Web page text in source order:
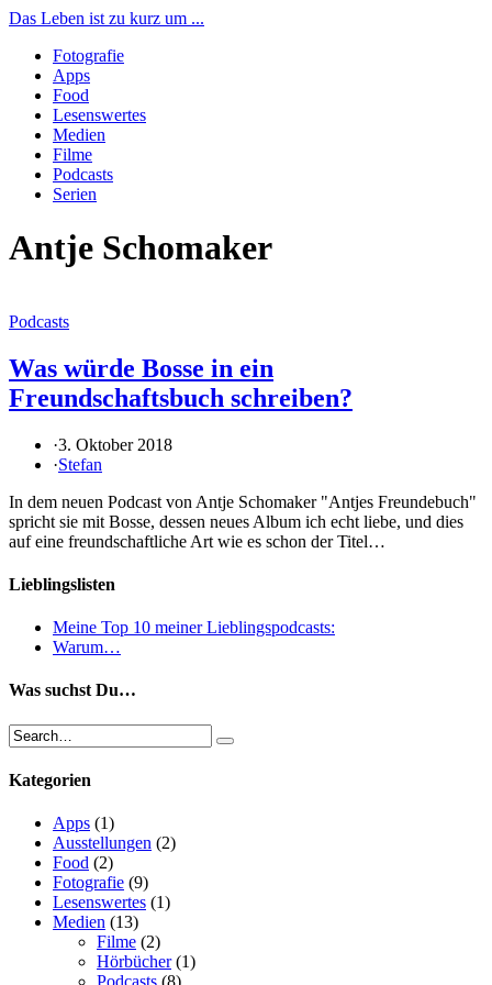
Das Leben ist zu kurz um ...
Fotografie
Apps
Food
Lesenswertes
Medien
Filme
Podcasts
Serien
Antje Schomaker
Podcasts
Was würde Bosse in ein
Freundschaftsbuch schreiben?
·3. Oktober 2018
·Stefan
In dem neuen Podcast von Antje Schomaker "Antjes Freundebuch"
spricht sie mit Bosse, dessen neues Album ich echt liebe, und dies
auf eine freundschaftliche Art wie es schon der Titel…
Lieblingslisten
Meine Top 10 meiner Lieblingspodcasts:
Warum…
Was suchst Du…
Kategorien
Apps (1)
Ausstellungen (2)
Food (2)
Fotografie (9)
Lesenswertes (1)
Medien (13)
Filme (2)
Hörbücher(1)